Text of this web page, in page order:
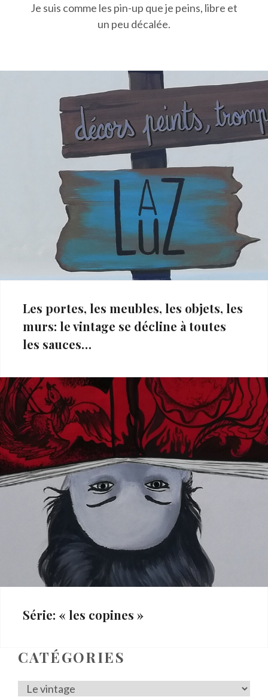
Je suis comme les pin-up que je peins, libre et
un peu décalée.
Les portes, les meubles, les objets, les
murs: le vintage se décline à toutes
les sauces…
Le
vintage,
Tout
voir
Série: « les copines »
Le
Les
CATÉGORIES
Catégories